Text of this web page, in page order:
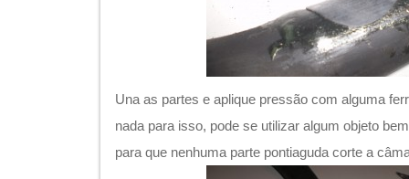
Una as partes e aplique pressão com alguma
nada para isso, pode se utilizar algum objeto
para que nenhuma parte pontiaguda corte a